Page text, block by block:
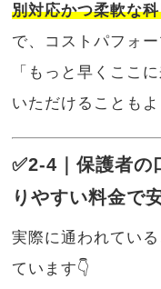
別対応かつ柔軟な
で、コストパフォ
「もっと早くここ
いただけることもよ
✅2-4｜保護者の
りやすい料金で
実際に通われてい
ています👇